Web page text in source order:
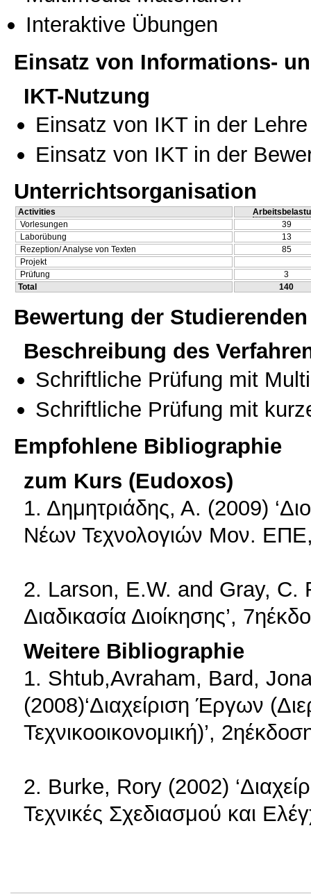
Interaktive Übungen
Einsatz von Informations-
IKT-Nutzung
Einsatz von IKT in der Lehre
Einsatz von IKT in der
Unterrichtsorganisation
Activities
Vorlesungen
39
Laborübung
13
Rezeption/ Analyse von Texten
85
Projekt
Prüfung
3
Total
140
Bewertung der Studierenden
Beschreibung des
Schriftliche Prüfung mit
Schriftliche Prüfung mit
Empfohlene Bibliographie
zum Kurs (Eudoxos)
1. Δημητριάδης, Α. (2009)
Νέων Τεχνολογιών Μον.
2. Larson, E.W. and Gray, C.
Διαδικασία Διοίκησης’,
Weitere Bibliographie
1. Shtub,Avraham, Bard,
(2008)‘Διαχείριση Έργων
Τεχνικοοικονομική)’,
2. Burke, Rory (2002)
Τεχνικές Σχεδιασμού και